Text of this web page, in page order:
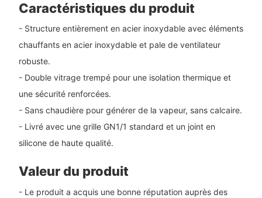
Caractéristiques du produit
- Structure entièrement en acier inoxydable avec éléments
chauffants en acier inoxydable et pale de ventilateur
robuste.
- Double vitrage trempé pour une isolation thermique et
une sécurité renforcées.
- Sans chaudière pour générer de la vapeur, sans calcaire.
- Livré avec une grille GN1/1 standard et un joint en
silicone de haute qualité.
Valeur du produit
- Le produit a acquis une bonne réputation auprès des